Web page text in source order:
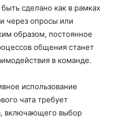
сделано как в рамках
через опросы или
образом, постоянное
общения станет
в команде.
использование
чата требует
включающего выбор